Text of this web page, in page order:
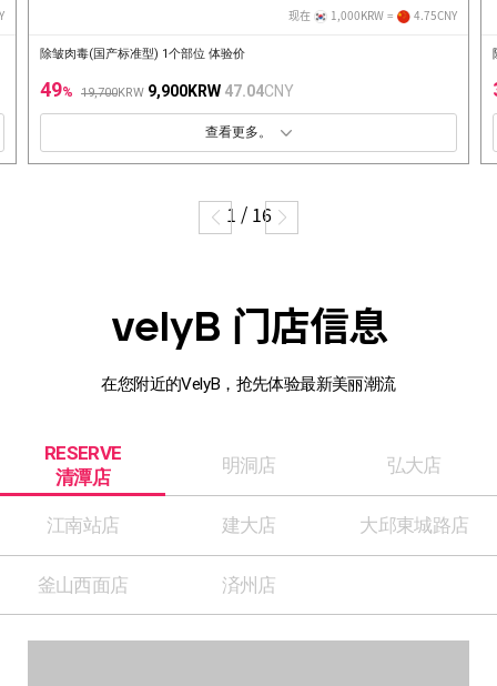
现在 1,000KRW = 4.75CNY
除皱肉毒(国产标准型) 1个部位 体验价
49% 19,700KRW 9,900KRW 47.04CNY
패키지 보기 토글
1 / 16
velyB 门店信息
在您附近的VelyB，抢先体验最新美丽潮流
RESERVE
清潭店
明洞店 弘大店
江南站店 建大店 大邱東城路店
釜山西面店 済州店